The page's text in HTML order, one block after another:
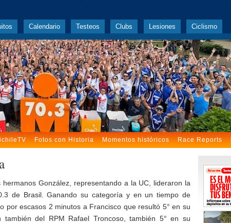
Calendario Testeos Clubs Lesiones Ciclismo
Fotos con Historia Momentos históricos Race Reports
González, representando a la UC, lideraron la
de Brasil. Ganando su categoría y en un tiempo de
por escasos 2 minutos a Francisco que resultó 5° en su
también del RPM Rafael Troncoso, también 5° en su